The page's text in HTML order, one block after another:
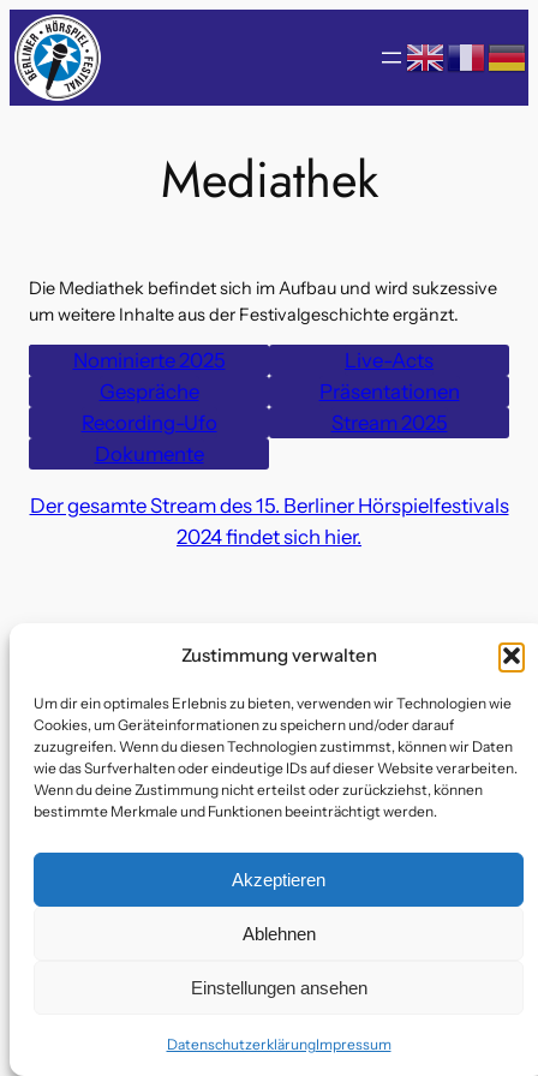
Zustimmung verwalten
Um dir ein optimales Erlebnis zu bieten, verwenden wir Technologien wie
Cookies, um Geräteinformationen zu speichern und/oder darauf
zuzugreifen. Wenn du diesen Technologien zustimmst, können wir Daten
wie das Surfverhalten oder eindeutige IDs auf dieser Website verarbeiten.
Wenn du deine Zustimmung nicht erteilst oder zurückziehst, können
bestimmte Merkmale und Funktionen beeinträchtigt werden.
Akzeptieren
Ablehnen
Einstellungen ansehen
DatenschutzerklärungImpressum
Zum
Inhalt
springen
Mediathek
Die Mediathek befindet sich im Aufbau und wird sukzessive
um weitere Inhalte aus der Festivalgeschichte ergänzt.
Nominierte 2025
Live-Acts
Gespräche
Präsentationen
Recording-Ufo
Stream 2025
Dokumente
Der gesamte Stream des 15. Berliner Hörspielfestivals
2024 findet sich hier.
Bluesky Facebook Instagram